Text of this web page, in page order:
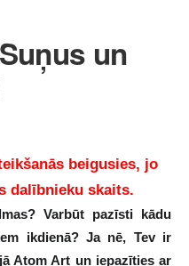
un
beigusies, jo
dalībnieku skaits.
Varbūt pazīsti kādu
ikdienā? Ja nē, Tev ir
Atom Art un iepazīties ar